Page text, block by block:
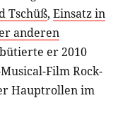
Tschüß, Einsatz in
anderen
er 2010
Film Rock-
Hauptrollen im